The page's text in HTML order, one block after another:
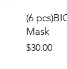
(6
Mask
Price
$30.00